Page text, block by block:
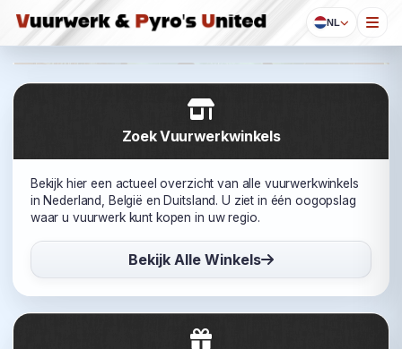
NL
Vuurwerk Pyro's United
Zoek Vuurwerkwinkels
Bekijk hier een actueel overzicht van alle vuurwerkwinkels
in Nederland, België en Duitsland. U ziet in één oogopslag
waar u vuurwerk kunt kopen in uw regio.
Bekijk Alle Winkels